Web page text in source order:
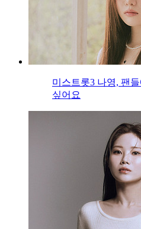
미스트롯3 나영, 팬
싶어요